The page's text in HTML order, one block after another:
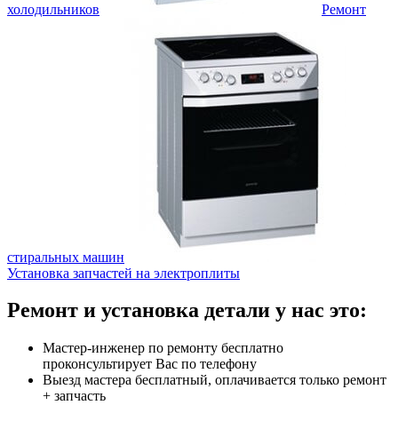
холодильников Ремонт
стиральных машин
Установка запчастей на электроплиты
Ремонт и установка детали у нас это:
Мастер-инженер по ремонту бесплатно
проконсультирует Вас по телефону
Выезд мастера бесплатный, оплачивается только ремонт
+ запчасть